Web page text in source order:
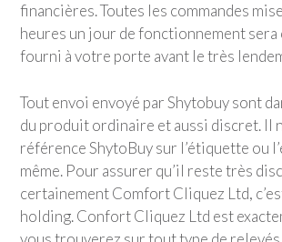
financières. Toutes les commandes
heures un jour de fonctionnement
fourni à votre porte avant le très
Tout envoi envoyé par Shytobuy sont
du produit ordinaire et aussi discret. Il
référence ShytoBuy sur l’étiquette ou
même. Pour assurer qu’il reste très
certainement Comfort Cliquez Ltd,
holding. Confort Cliquez Ltd est